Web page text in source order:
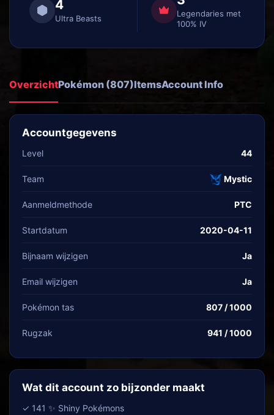
4
Ultra Beasts
Legendaries met
100% IV
OverzichtPokémon (807)ItemsAccount Info
Accountgegevens
Level 44
Team Mystic
Aanmeldmethode PTC
Startdatum 2020-04-11
Bijnaam wijzigen Ja
Email wijzigen Ja
Pokémon tas 807 / 1000
Rugzak 941 / 1000
Wat dit account zo bijzonder maakt
✓ 141 ✨ Shiny Pokémons